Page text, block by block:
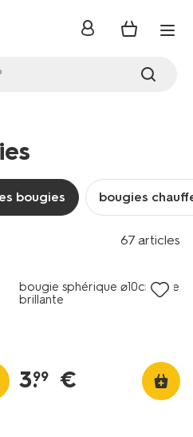
se
bougies bougies
67 articles
bougie sphérique ⌀10cm lisse
brillante
3.
99 €